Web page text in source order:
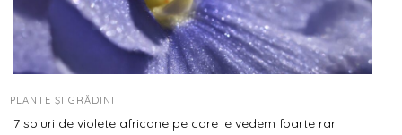
PLANTE ȘI GRĂDINI
7 soiuri de violete africane pe care le vedem foarte rar